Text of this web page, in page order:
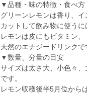
▼品種・味の特徴・食べ方
グリーンレモンは香り、イ
カットして飲み物に使う
レモンは皮にもビタミン
天然のエナジードリンクで
▼数量、分量の目安
サイズは太さ大、小色々
です。
レモン収穫後半5月位から